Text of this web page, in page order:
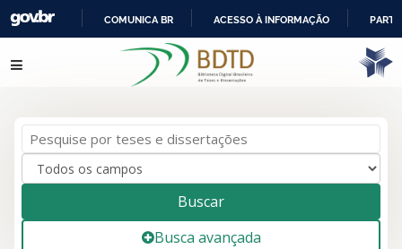
IR
PARA
COMUNICA BR ACESSO À INFORMAÇÃO
Pular para o conteúdo
Buscar
Busca avançada